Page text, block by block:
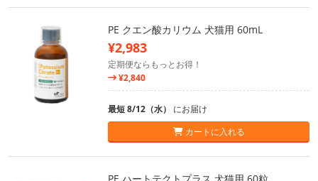
PE クエン酸カリウム 犬猫用 60mL
¥2,983
定期便ならもっとお得！
¥2,840
最短 8/12（水） にお届け
カートに入れる